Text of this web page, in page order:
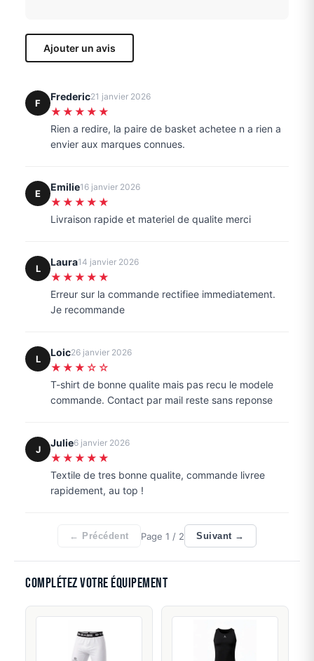
Ajouter un avis
F
Frederic21 janvier 2026
★★★★★
Rien a redire, la paire de basket achetee n a rien a
envier aux marques connues.
E
Emilie16 janvier 2026
★★★★★
Livraison rapide et materiel de qualite merci
L
Laura14 janvier 2026
★★★★★
Erreur sur la commande rectifiee immediatement.
Je recommande
L
Loic26 janvier 2026
★★★☆☆
T-shirt de bonne qualite mais pas recu le modele
commande. Contact par mail reste sans reponse
J
Julie6 janvier 2026
★★★★★
Textile de tres bonne qualite, commande livree
rapidement, au top !
← Précédent Page1 / 2 Suivant →
Complétez votre équipement